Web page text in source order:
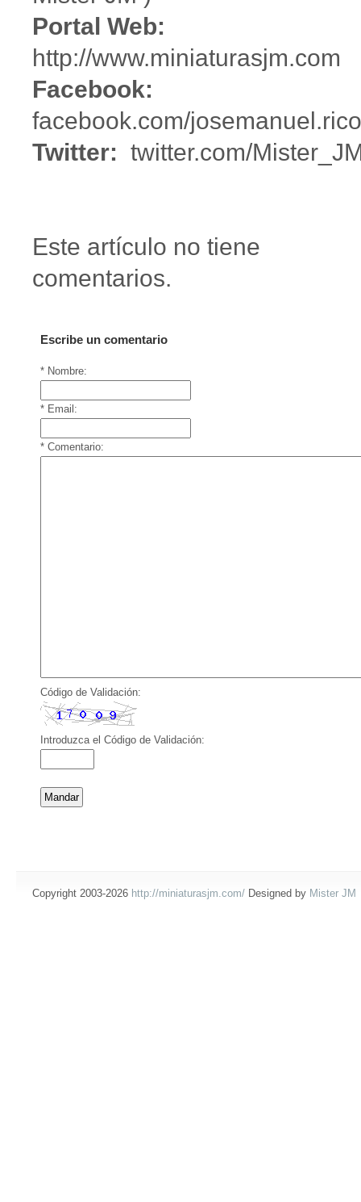
Portal Web:
http://www.miniaturasjm.com
Facebook:
facebook.com/
Twitter: twitter.com/
Este artículo no tiene
comentarios.
Escribe un comentario
* Nombre:
* Email:
* Comentario:
Código de Validación:
Introduzca el Código de Validación:
Copyright 2003-2026 http://miniaturasjm.com/ Designed by Mister JM